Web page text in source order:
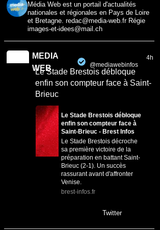
Média Web est un portail d'actualités
nationales et régionales en Pays de Loire
et Bretagne. redac@media-web.fr Régie
images-et-idees@mail.ch
MEDIA
WEB
@mediawebinfos
4h
Le Stade Brestois débloque
enfin son compteur face à Saint-
Brieuc
Le Stade Brestois débloque
enfin son compteur face à
Saint-Brieuc - Brest Infos
Le Stade Brestois décroche
sa première victoire de la
préparation en battant Saint-
Brieuc (2-1). Un succès
rassurant avant d'affronter
Venise.
brest-infos.fr
Twitter